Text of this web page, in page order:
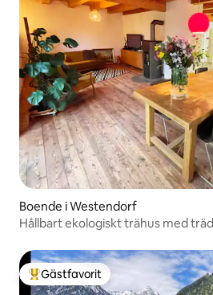
Boende i Westendorf
Hållbart ekologiskt trähus med
Populär gästfavorit
Gästfavorit